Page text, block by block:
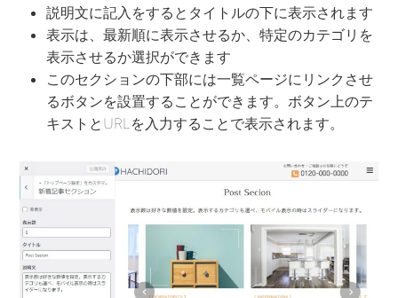
説明文に記入をするとタイトルの下に表示されます
表示は、最新順に表示させるか、特定のカテゴリを
表示させるか選択ができます
このセクションの下部には一覧ページにリンクさせ
るボタンを設置することができます。ボタン上のテ
キストとURLを入力することで表示されます。